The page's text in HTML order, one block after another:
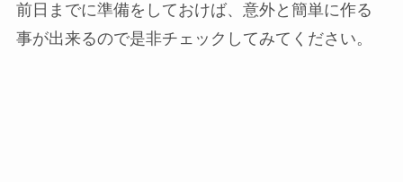
前日までに準備をしておけば、意外と簡単に作る
事が出来るので是非チェックしてみてください。